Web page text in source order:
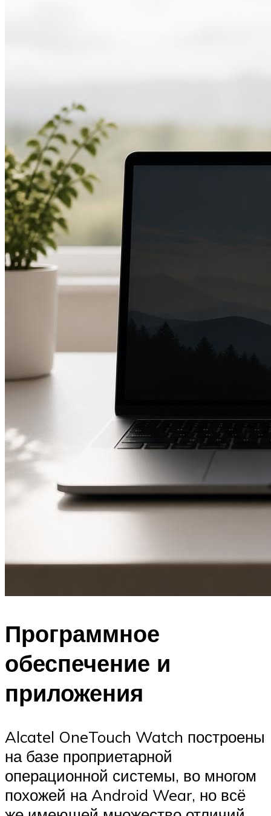
Программное
обеспечение и
приложения
Alcatel OneTouch Watch построены
на базе проприетарной
операционной системы, во многом
похожей на Android Wear, но всё